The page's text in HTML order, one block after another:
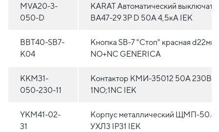
MVA20-3-
050-D
KARAT Автоматический
ВА47-29 3P D 50А 4,5кА IEK
BBT40-SB7-
K04
Кнопка SВ-7 "Стоп" красная
NO+NC GENERICA
KKM31-
050-230-11
Контактор КМИ-35012 50А 230В/
1NO;1NC IEK
YKM41-02-
31
Корпус металлический ЩМП-
УХЛ3 IP31 IEK